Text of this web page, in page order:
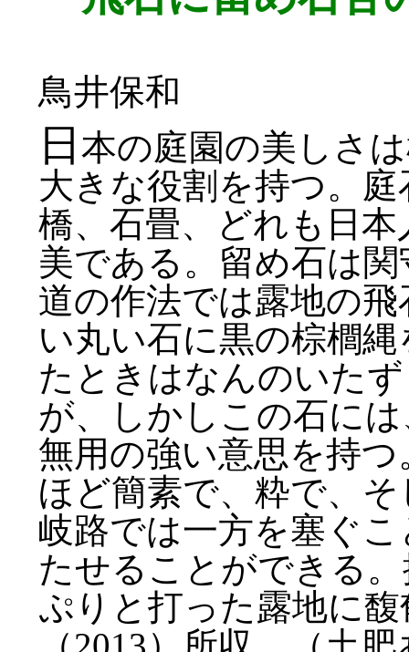
鳥井保和
日 本の庭園の美しさ
大きな役割を持つ。
橋、石畳、どれも日
美である。留め石は
道の作法では露地の
い丸い石に黒の棕櫚
たときはなんのいた
が、しかしこの石に
無用の強い意思を持
ほど簡素で、粋で、
岐路では一方を塞ぐ
たせることができる
ぷりと打った露地に